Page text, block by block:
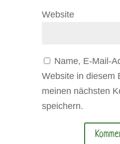
Website
Name, E-Mail-
Website in diesem
meinen nächsten
speichern.